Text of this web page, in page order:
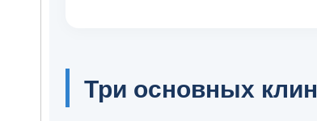
Три основных